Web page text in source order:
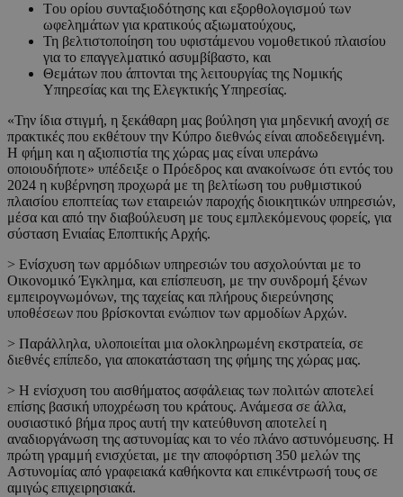
Tου ορίου συνταξιοδότησης και εξορθολογισμού των
ωφελημάτων για κρατικούς αξιωματούχους,
Τη βελτιστοποίηση του υφιστάμενου νομοθετικού πλαισίου
για το επαγγελματικό ασυμβίβαστο, και
Θεμάτων που άπτονται της λειτουργίας της Νομικής
Υπηρεσίας και της Ελεγκτικής Υπηρεσίας.
«Την ίδια στιγμή, η ξεκάθαρη μας βούληση για μηδενική ανοχή σε
πρακτικές που εκθέτουν την Κύπρο διεθνώς είναι αποδεδειγμένη.
Η φήμη και η αξιοπιστία της χώρας μας είναι υπεράνω
οποιουδήποτε» υπέδειξε ο Πρόεδρος και ανακοίνωσε ότι εντός του
2024 η κυβέρνηση προχωρά με τη βελτίωση του ρυθμιστικού
πλαισίου εποπτείας των εταιρειών παροχής διοικητικών υπηρεσιών,
μέσα και από την διαβούλευση με τους εμπλεκόμενους φορείς, για
σύσταση Ενιαίας Εποπτικής Αρχής.
> Ενίσχυση των αρμόδιων υπηρεσιών του ασχολούνται με το
Οικονομικό Έγκλημα, και επίσπευση, με την συνδρομή ξένων
εμπειρογνωμόνων, της ταχείας και πλήρους διερεύνησης
υποθέσεων που βρίσκονται ενώπιον των αρμοδίων Αρχών.
> Παράλληλα, υλοποιείται μια ολοκληρωμένη εκστρατεία, σε
διεθνές επίπεδο, για αποκατάσταση της φήμης της χώρας μας.
> Η ενίσχυση του αισθήματος ασφάλειας των πολιτών αποτελεί
επίσης βασική υποχρέωση του κράτους. Ανάμεσα σε άλλα,
ουσιαστικό βήμα προς αυτή την κατεύθυνση αποτελεί η
αναδιοργάνωση της αστυνομίας και το νέο πλάνο αστυνόμευσης. H
πρώτη γραμμή ενισχύεται, με την αποφόρτιση 350 μελών της
Αστυνομίας από γραφειακά καθήκοντα και επικέντρωσή τους σε
αμιγώς επιχειρησιακά.